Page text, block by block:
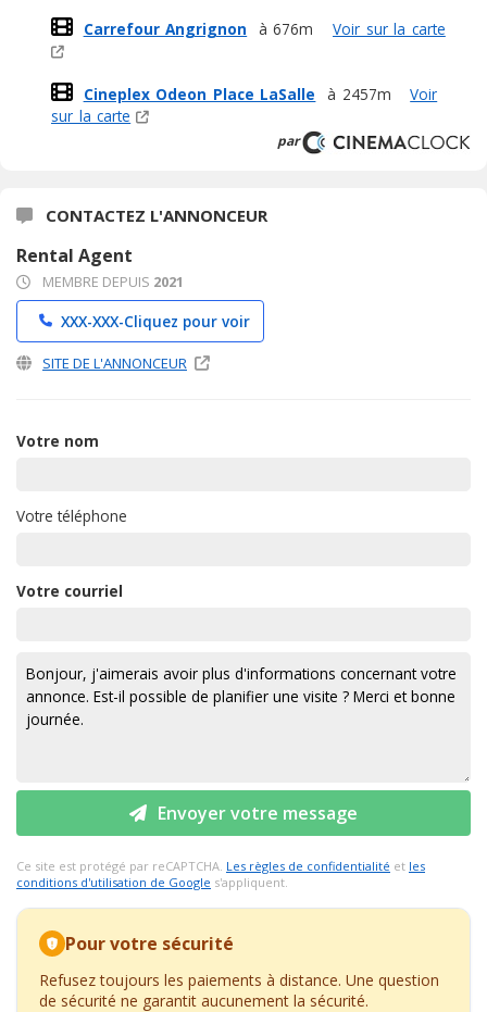
Carrefour Angrignon
à 676m Voir sur la carte
Cineplex Odeon Place LaSalle à 2457m
Voir
sur la carte
par
CONTACTEZ L'ANNONCEUR
Rental Agent
MEMBRE DEPUIS 2021
XXX-XXX-Cliquez pour voir
SITE DE L'ANNONCEUR
Votre nom
Votre téléphone
Votre courriel
Envoyer votre message
Ce site est protégé par reCAPTCHA. Les règles de confidentialité et les
conditions d'utilisation de Google s'appliquent.
Pour votre sécurité
Refusez toujours les paiements à distance. Une question
de sécurité ne garantit aucunement la sécurité.